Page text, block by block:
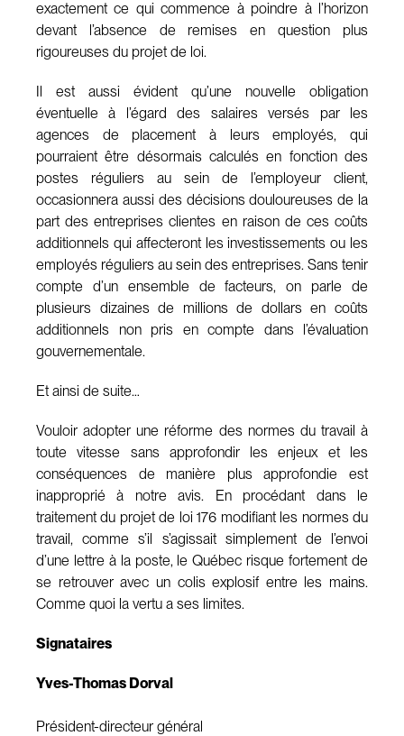
exactement ce qui commence à poindre à l’horizon
devant l’absence de remises en question plus
rigoureuses du projet de loi.
Il est aussi évident qu’une nouvelle obligation
éventuelle à l’égard des salaires versés par les
agences de placement à leurs employés, qui
pourraient être désormais calculés en fonction des
postes réguliers au sein de l’employeur client,
occasionnera aussi des décisions douloureuses de la
part des entreprises clientes en raison de ces coûts
additionnels qui affecteront les investissements ou les
employés réguliers au sein des entreprises. Sans tenir
compte d’un ensemble de facteurs, on parle de
plusieurs dizaines de millions de dollars en coûts
additionnels non pris en compte dans l’évaluation
gouvernementale.
Et ainsi de suite…
Vouloir adopter une réforme des normes du travail à
toute vitesse sans approfondir les enjeux et les
conséquences de manière plus approfondie est
inapproprié à notre avis. En procédant dans le
traitement du projet de loi 176 modifiant les normes du
travail, comme s’il s’agissait simplement de l’envoi
d’une lettre à la poste, le Québec risque fortement de
se retrouver avec un colis explosif entre les mains.
Comme quoi la vertu a ses limites.
Signataires
Yves-Thomas Dorval
Président-directeur général